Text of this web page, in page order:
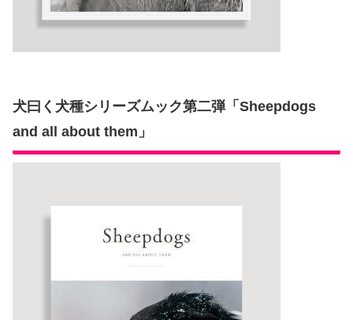
犬曰く犬種シリーズムック第二弾「Sheepdogs
and all about them」